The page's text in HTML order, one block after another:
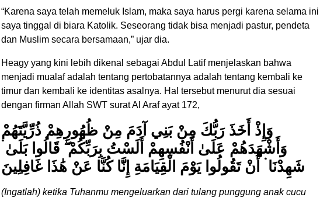
“Karena saya telah memeluk Islam, maka saya harus pergi karena selama ini
saya tinggal di biara Katolik. Seseorang tidak bisa menjadi pastur, pendeta
dan Muslim secara bersamaan,” ujar dia.
Heagy yang kini lebih dikenal sebagai Abdul Latif menjelaskan bahwa
menjadi mualaf adalah tentang pertobatannya adalah tentang kembali ke
timur dan kembali ke identitas asalnya. Hal tersebut menurut dia sesuai
dengan firman Allah SWT surat Al Araf ayat 172,
وَإِذْ أَخَذَ رَبُّكَ مِنْ بَنِي آدَمَ مِنْ ظُهُورِهِمْ ذُرِّيَّتَهُمْ
وَأَشْهَدَهُمْ عَلَىٰ أَنْفُسِهِمْ أَلَسْتُ بِرَبِّكُمْ ۖ قَالُوا بَلَىٰ ۛ
شَهِدْنَا ۛ أَنْ تَقُولُوا يَوْمَ الْقِيَامَةِ إِنَّا كُنَّا عَنْ هَٰذَا غَافِلِينَ
(Ingatlah) ketika Tuhanmu mengeluarkan dari tulang punggung anak cucu